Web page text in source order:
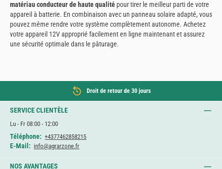
matériau conducteur de haute qualité pour tirer le meilleur parti de votre
appareil à batterie. En combinaison avec un panneau solaire adapté, vous
pouvez même rendre votre système complètement autonome. Achetez
votre appareil 12V approprié facilement en ligne maintenant et assurez
une sécurité optimale dans le pâturage.
Droit de retour de 30 jours
SERVICE CLIENTÈLE
Lu - Fr 08:00 - 12:00
Téléphone: +4377462858215
E-Mail: info@agrarzone.fr
NOS AVANTAGES